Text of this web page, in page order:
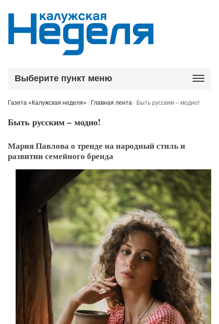
Выберите пункт меню
Газета «Калужская неделя» / Главная лента / Быть русским – модно!
Быть русским – модно!
Мария Павлова о тренде на народный стиль и
развитии семейного бренда